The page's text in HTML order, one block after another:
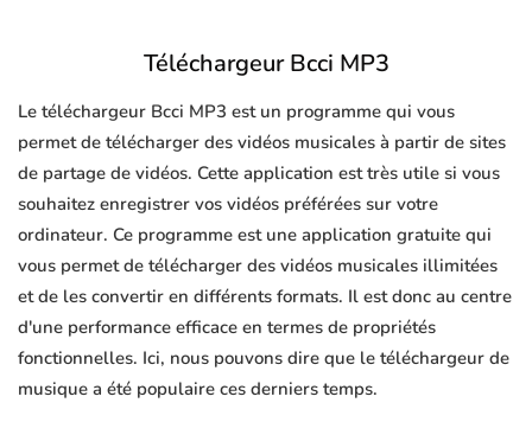
Téléchargeur Bcci MP3
Le téléchargeur Bcci MP3 est un programme qui vous
permet de télécharger des vidéos musicales à partir de sites
de partage de vidéos. Cette application est très utile si vous
souhaitez enregistrer vos vidéos préférées sur votre
ordinateur. Ce programme est une application gratuite qui
vous permet de télécharger des vidéos musicales illimitées
et de les convertir en différents formats. Il est donc au centre
d'une performance efficace en termes de propriétés
fonctionnelles. Ici, nous pouvons dire que le téléchargeur de
musique a été populaire ces derniers temps.